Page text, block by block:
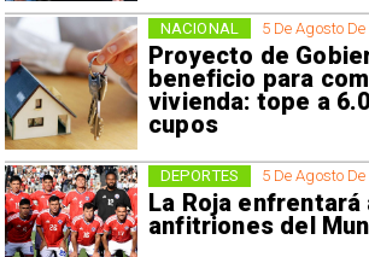
5 De Agosto
Proyecto de
beneficio para
vivienda: tope a
cupos
NACIONAL
5 De Agosto
La Roja enfrentará
anfitriones del
DEPORTES